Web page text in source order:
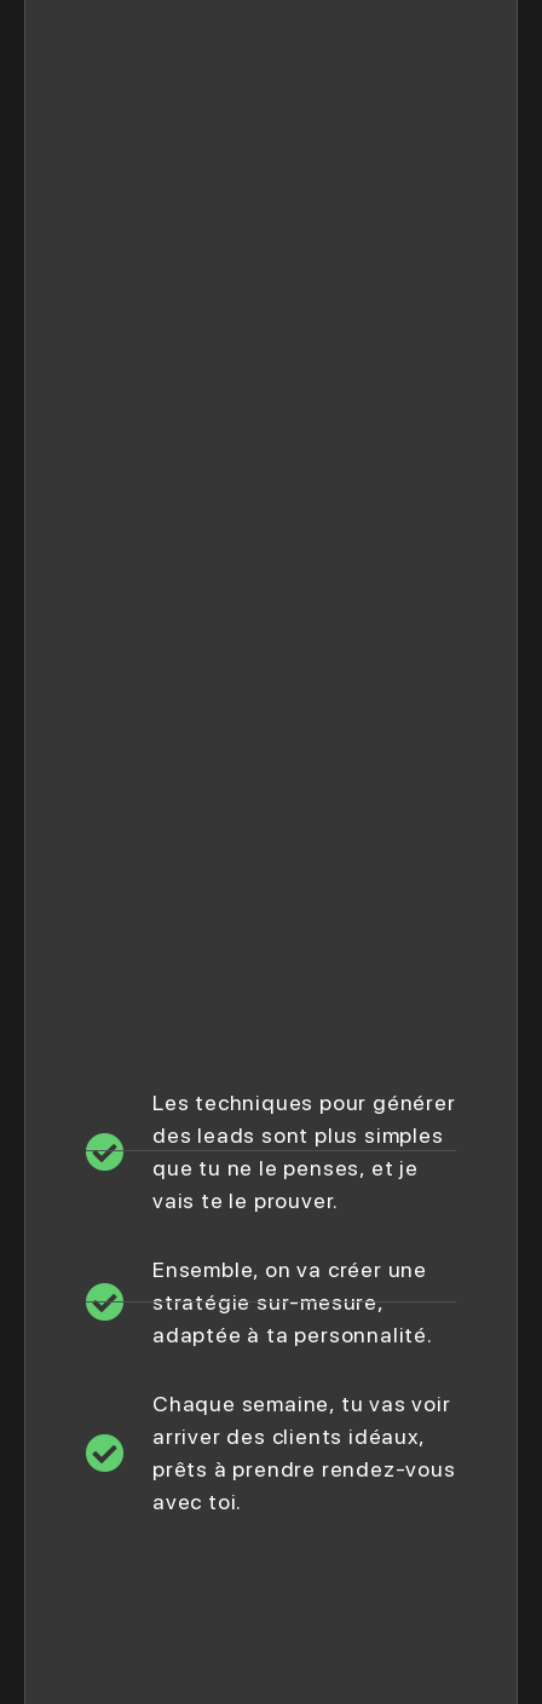
Les techniques pour générer
des leads sont plus simples
que tu ne le penses, et je
vais te le prouver.
Ensemble, on va créer une
stratégie sur-mesure,
adaptée à ta personnalité.
Chaque semaine, tu vas voir
arriver des clients idéaux,
prêts à prendre rendez-vous
avec toi.